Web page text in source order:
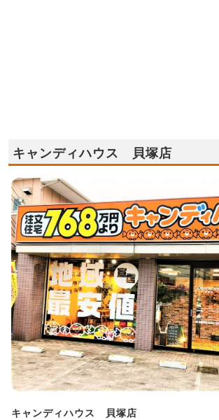
キャンディハウス 貝塚店
キャンディハウス 貝塚店